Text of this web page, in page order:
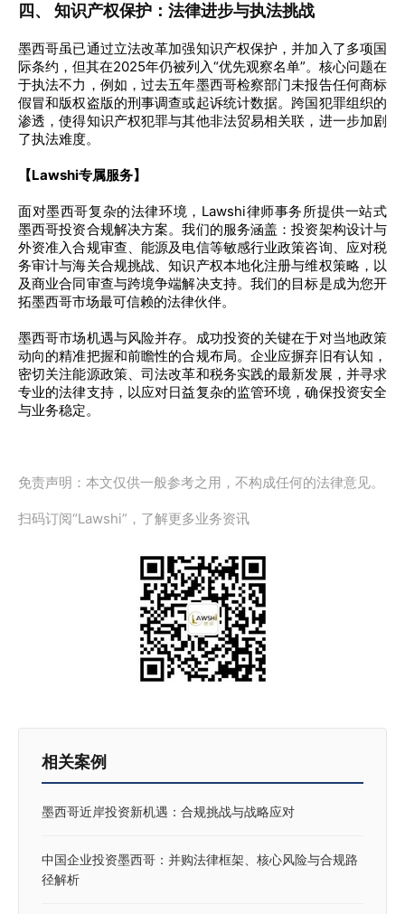
四、 知识产权保护：法律进步与执法挑战
墨西哥虽已通过立法改革加强知识产权保护，并加入了多项国
际条约，但其在2025年仍被列入“优先观察名单”。核心问题在
于执法不力，例如，过去五年墨西哥检察部门未报告任何商标
假冒和版权盗版的刑事调查或起诉统计数据。跨国犯罪组织的
渗透，使得知识产权犯罪与其他非法贸易相关联，进一步加剧
了执法难度。
【Lawshi专属服务】
面对墨西哥复杂的法律环境，Lawshi律师事务所提供一站式
墨西哥投资合规解决方案。我们的服务涵盖：投资架构设计与
外资准入合规审查、能源及电信等敏感行业政策咨询、应对税
务审计与海关合规挑战、知识产权本地化注册与维权策略，以
及商业合同审查与跨境争端解决支持。我们的目标是成为您开
拓墨西哥市场最可信赖的法律伙伴。
墨西哥市场机遇与风险并存。成功投资的关键在于对当地政策
动向的精准把握和前瞻性的合规布局。企业应摒弃旧有认知，
密切关注能源政策、司法改革和税务实践的最新发展，并寻求
专业的法律支持，以应对日益复杂的监管环境，确保投资安全
与业务稳定。
免责声明：本文仅供一般参考之用，不构成任何的法律意见。
扫码订阅“Lawshi”，了解更多业务资讯
相关案例
墨西哥近岸投资新机遇：合规挑战与战略应对
中国企业投资墨西哥：并购法律框架、核心风险与合规路
径解析